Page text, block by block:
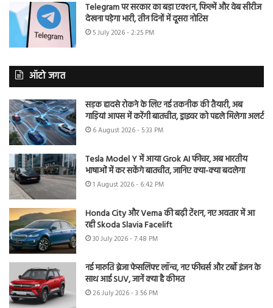
Telegram पर सरकार का बड़ा एक्शन, फिल्में और वेब सीरीज
देखना पड़ेगा भारी, तीन दिनों में दूसरा नोटिस
5 July 2026 - 2:25 PM
ऑटो जगत
सड़क हादसे रोकने के लिए नई तकनीक की तैयारी, अब
गाड़ियां आपस में करेंगी बातचीत, ड्राइवर को पहले मिलेगा अलर्ट
6 August 2026 - 5:33 PM
Tesla Model Y में आया Grok AI फीचर, अब भारतीय
भाषाओं में कर सकेंगे बातचीत, जानिए क्या-क्या बदलेगा
1 August 2026 - 6:42 PM
Honda City और Verna की बढ़ी टेंशन, नए अवतार में आ
रही Skoda Slavia Facelift
30 July 2026 - 7:48 PM
नई मारुति ब्रेजा फेसलिफ्ट लॉन्च, नए फीचर्स और टर्बो इंजन के
साथ आई SUV, जानें क्या है कीमत
26 July 2026 - 3:56 PM